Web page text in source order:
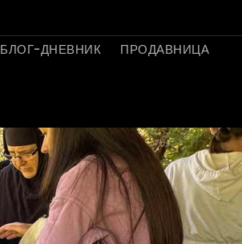
БЛОГ-ДНЕВНИК ПРОДАВНИЦА